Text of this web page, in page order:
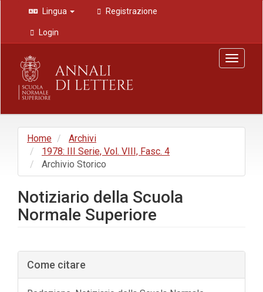
Navigazione
principale
Contenuto
principale
Barra
laterale
Lingua Registrazione
Login
Toggle
Home
Archivi
1978: III Serie, Vol. VIII, Fasc. 4
Archivio Storico
Notiziario della Scuola
Normale Superiore
Barra
laterale
dell'articolo
Come citare